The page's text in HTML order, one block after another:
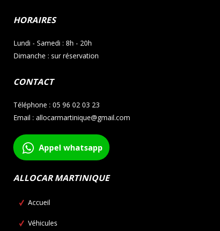
HORAIRES
Lundi - Samedi : 8h - 20h
Dimanche : sur réservation
CONTACT
Téléphone : 05 96 02 03 23
Email : allocarmartinique@gmail.com
Appel whatsapp
ALLOCAR MARTINIQUE
Accueil
Véhicules